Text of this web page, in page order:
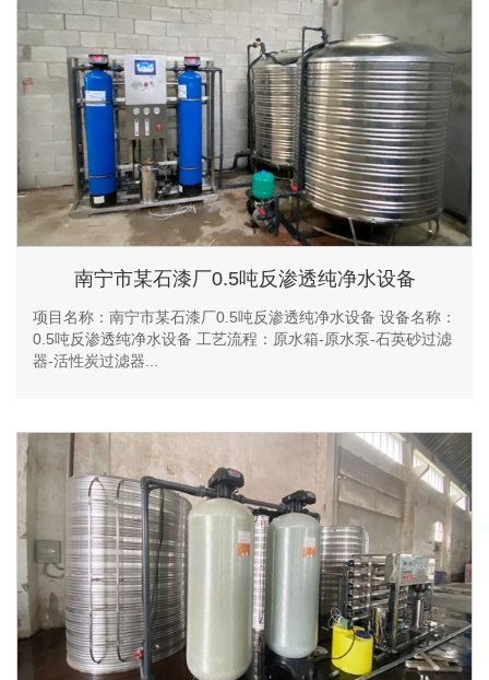
南宁市某石漆厂0.5吨反渗透纯净水设备
项目名称：南宁市某石漆厂0.5吨反渗透纯净水设备 设备名称：
0.5吨反渗透纯净水设备 工艺流程：原水箱-原水泵-石英砂过滤
器-活性炭过滤器...